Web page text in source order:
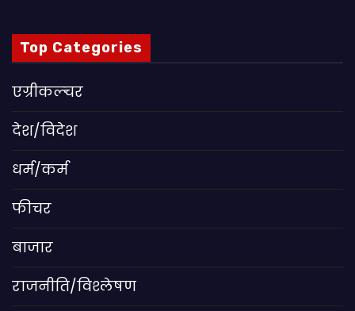
Top Categories
एग्रीकल्चर
देश/विदेश
धर्म/कर्म
फीचर
बाजार
राजनीति/विश्लेषण